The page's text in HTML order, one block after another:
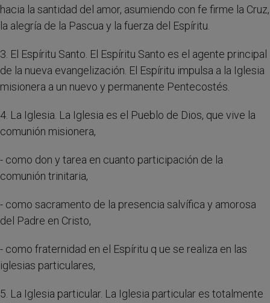
hacia la santidad del amor, asumiendo con fe firme la Cruz,
la alegría de la Pascua y la fuerza del Espíritu.
3. El Espíritu Santo. El Espíritu Santo es el agente principal
de la nueva evangelización. El Espíritu impulsa a la Iglesia
misionera a un nuevo y permanente Pentecostés.
4. La Iglesia. La Iglesia es el Pueblo de Dios, que vive la
comunión misionera,
- como don y tarea en cuanto participación de la
comunión trinitaria,
- como sacramento de la presencia salvífica y amorosa
del Padre en Cristo,
- como fraternidad en el Espíritu q ue se realiza en las
iglesias particulares,
5. La Iglesia particular. La Iglesia particular es totalmente